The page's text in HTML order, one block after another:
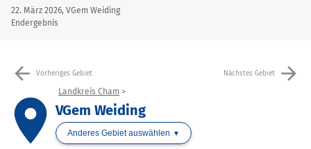
22. März 2026, VGem Weiding
Endergebnis
arrow_back Vorheriges Gebiet Nächstes Gebiet arrow_forward
place
Landkreis Cham
VGem Weiding
Anderes Gebiet auswählen